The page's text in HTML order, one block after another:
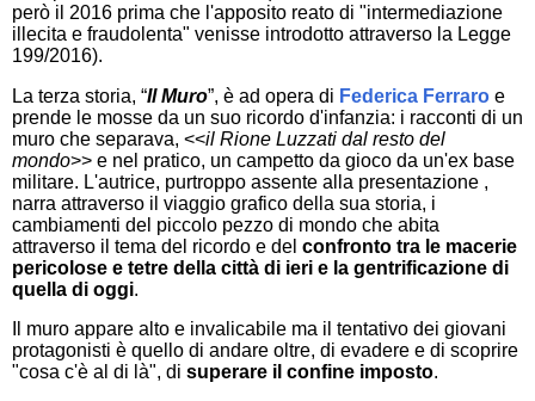
però il 2016 prima che l'apposito reato di "intermediazione
illecita e fraudolenta" venisse introdotto attraverso la Legge
199/2016).
La terza storia, “Il Muro”, è ad opera di Federica Ferraro e
prende le mosse da un suo ricordo d'infanzia: i racconti di un
muro che separava, <<il Rione Luzzati dal resto del
mondo>> e nel pratico, un campetto da gioco da un'ex base
militare. L'autrice, purtroppo assente alla presentazione ,
narra attraverso il viaggio grafico della sua storia, i
cambiamenti del piccolo pezzo di mondo che abita
attraverso il tema del ricordo e del confronto tra le macerie
pericolose e tetre della città di ieri e la gentrificazione di
quella di oggi.
Il muro appare alto e invalicabile ma il tentativo dei giovani
protagonisti è quello di andare oltre, di evadere e di scoprire
"cosa c'è al di là", di superare il confine imposto.